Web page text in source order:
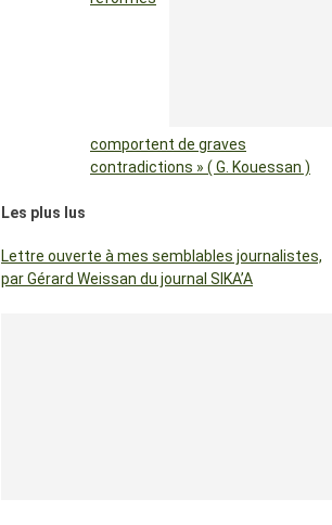
comportent de graves
contradictions » ( G. Kouessan )
Les plus lus
Lettre ouverte à mes semblables journalistes,
par Gérard Weissan du journal SIKA’A